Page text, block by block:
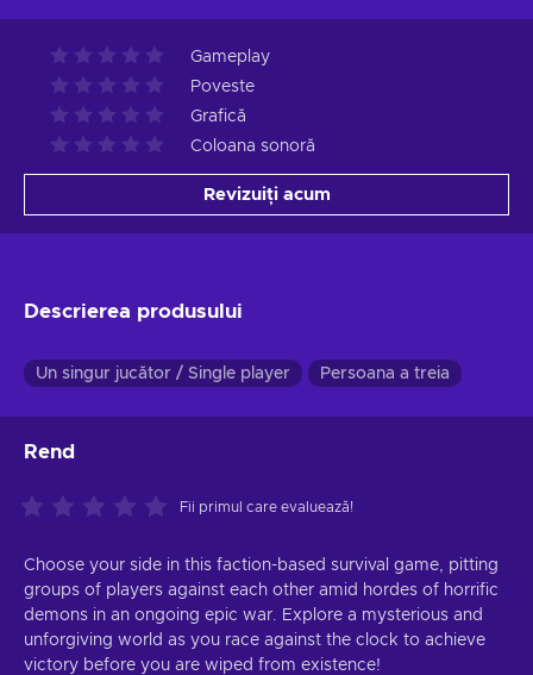
Gameplay
Poveste
Grafică
Coloana sonoră
Revizuiți acum
Descrierea produsului
Un singur jucător / Single player Persoana a treia
Rend
Fii primul care evaluează!
Choose your side in this faction-based survival game, pitting
groups of players against each other amid hordes of horrific
demons in an ongoing epic war. Explore a mysterious and
unforgiving world as you race against the clock to achieve
victory before you are wiped from existence!